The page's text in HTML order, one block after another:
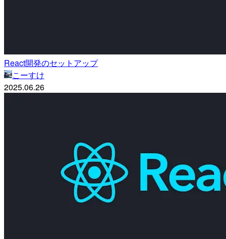
React開発のセットアップ
こーすけ
2025.06.26